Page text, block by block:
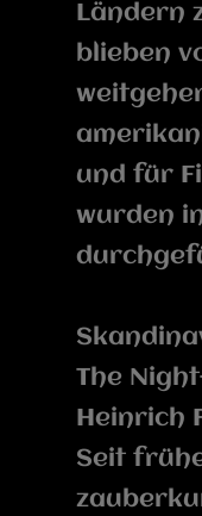
Ländern
blieben
und für
wurden
The
Heinrich
Seit